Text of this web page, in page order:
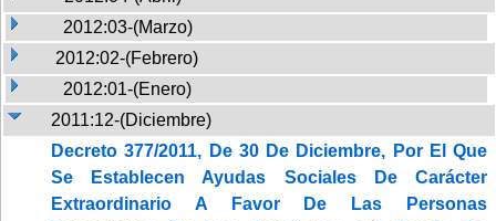
2012:03-(Marzo)
2012:02-(Febrero)
2012:01-(Enero)
2011:12-(Diciembre)
Decreto 377/2011, De 30 De Diciembre, Por El Que
Se Establecen Ayudas Sociales De Carácter
Extraordinario A Favor De Las Personas